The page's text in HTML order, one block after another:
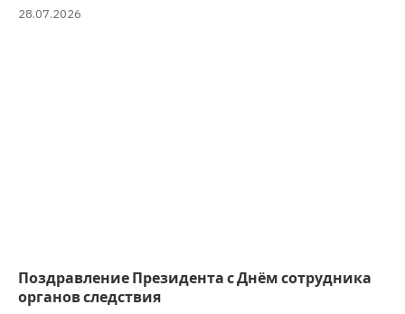
28.07.2026
Поздравление Президента с Днём сотрудника
органов следствия